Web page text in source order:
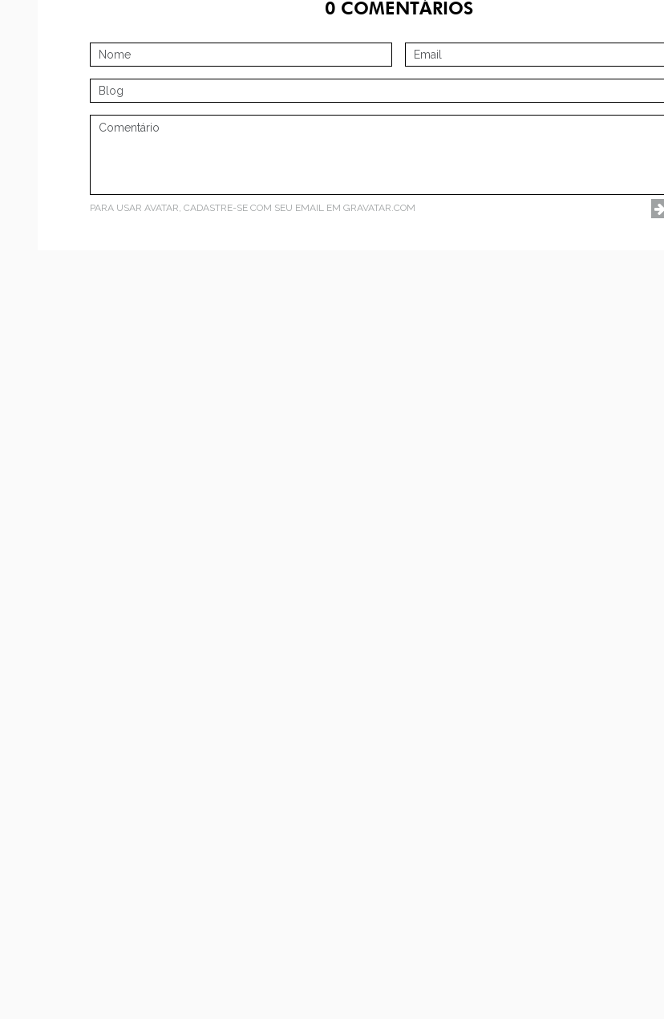
0COMENTÁRIOS
PARA USAR AVATAR, CADASTRE-SE COM SEU EMAIL EM GRAVATAR.COM